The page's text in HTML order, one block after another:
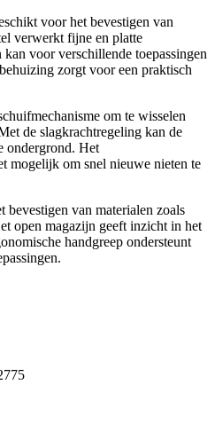
voor het bevestigen van
verwerkt fijne en platte
voor verschillende toepassingen
zorgt voor een praktisch
om te wisselen
de slagkrachtregeling kan de
ondergrond. Het
mogelijk om snel nieuwe nieten te
van materialen zoals
open magazijn geeft inzicht in het
handgreep ondersteunt